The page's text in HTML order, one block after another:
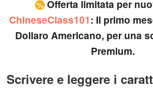
% Offerta limitata per
ChineseClass101: Il primo
Dollaro Americano, per una
Premium.
Scrivere e leggere i